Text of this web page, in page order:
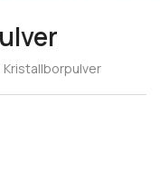
Kristallborpulver